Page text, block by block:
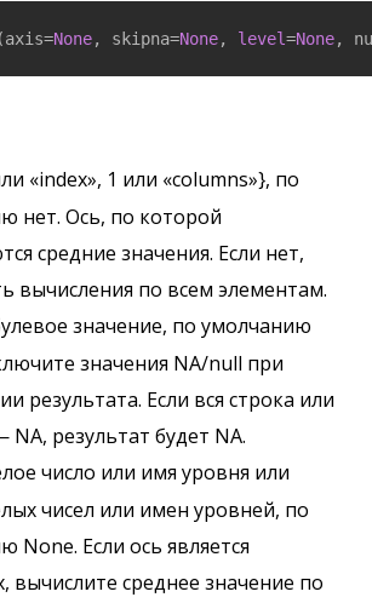
None, skipna=None, level=None,
«index», 1 или «columns»}, по
нет. Ось, по которой
средние значения. Если нет,
вычисления по всем элементам.
значение, по умолчанию
значения NA/null при
результата. Если вся строка или
NA, результат будет NA.
число или имя уровня или
чисел или имен уровней, по
None. Если ось является
вычислите среднее значение по